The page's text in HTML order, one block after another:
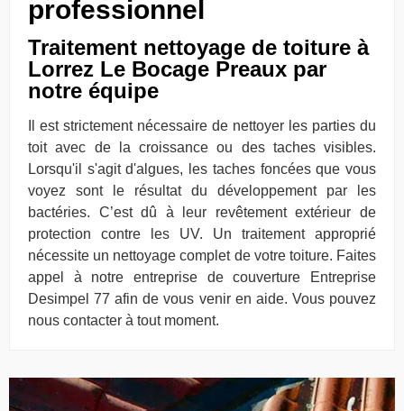
professionnel
Traitement nettoyage de toiture à
Lorrez Le Bocage Preaux par
notre équipe
Il est strictement nécessaire de nettoyer les parties du
toit avec de la croissance ou des taches visibles.
Lorsqu'il s'agit d'algues, les taches foncées que vous
voyez sont le résultat du développement par les
bactéries. C’est dû à leur revêtement extérieur de
protection contre les UV. Un traitement approprié
nécessite un nettoyage complet de votre toiture. Faites
appel à notre entreprise de couverture Entreprise
Desimpel 77 afin de vous venir en aide. Vous pouvez
nous contacter à tout moment.